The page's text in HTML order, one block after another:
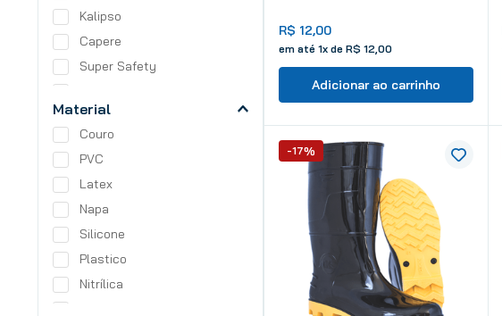
Kalipso
Capere
Super Safety
Cortag
3M
Material
Couro
PVC
Latex
Napa
Silicone
Plastico
Nitrílica
R$ 12,00
em até 1x de R$ 12 00
Adicionar ao carrinho
-17%